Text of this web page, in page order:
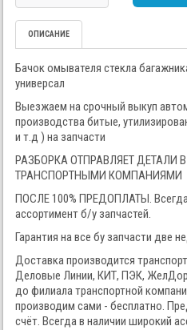
ОПИСАНИЕ
Бачок омывателя стекла
универсал
Выезжаем на срочный выкуп
производства битые,
и т.д ) на запчасти
РАЗБОРКА ОТПРАВЛЯЕТ ДЕТАЛИ
ТРАНСПОРТНЫМИ КОМПАНИЯМИ
ПОСЛЕ 100% ПРЕДОПЛАТЫ.
ассортимент б/у запчастей.
Гарантия на все бу запчасти две
Доставка производится
Деловые Линии, КИТ, ПЭК,
до филиала транспортной
производим сами - бесплатно.
счёт. Всегда в наличии широкий